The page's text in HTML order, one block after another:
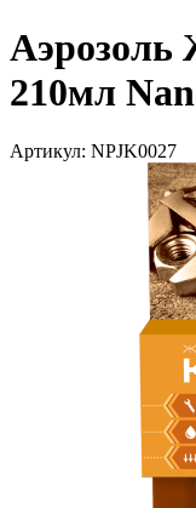
210мл
Артикул: NPJK0027